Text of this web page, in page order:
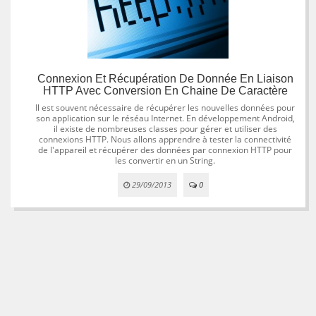
Connexion Et Récupération De Donnée En Liaison
HTTP Avec Conversion En Chaine De Caractère
Il est souvent nécessaire de récupérer les nouvelles données pour
son application sur le réséau Internet. En développement Android,
il existe de nombreuses classes pour gérer et utiliser des
connexions HTTP. Nous allons apprendre à tester la connectivité
de l'appareil et récupérer des données par connexion HTTP pour
les convertir en un String.
29/09/2013 0